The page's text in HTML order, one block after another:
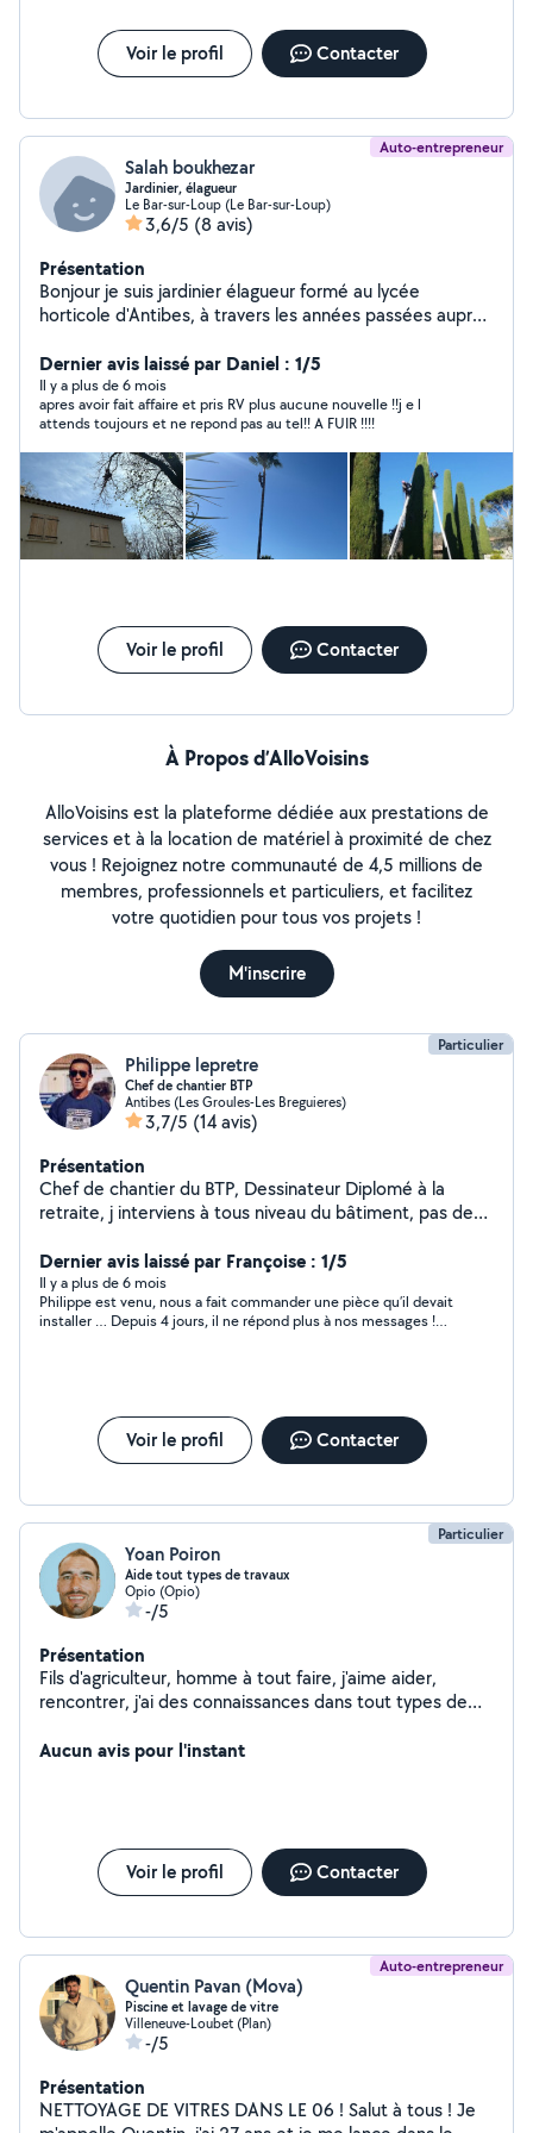
Voir le profil Contacter
Auto-entrepreneur
Salah boukhezar
Jardinier, élagueur
Le Bar-sur-Loup (Le Bar-sur-Loup)
3,6/5 (8 avis)
Présentation
Bonjour je suis jardinier élagueur formé au lycée
horticole d'Antibes, à travers les années passées auprès
acquérir une expérience solide essentiellement en
élagage ainsi que l'aménagement et l'entretien
d'espaces verts. J'ai rejoint allovoisins afin d'apporter
mon savoir-faire pour des personnes désireuses d'un
travail minutieux et sécurisé dans un cadre professionnel
et humain. Pour toute informations complémentaires
n'hésitez pas à me contacter à bientôt.
Dernier avis laissé par Daniel : 1/5
Il y a plus de 6 mois
apres avoir fait affaire et pris RV plus aucune nouvelle !!j e l
attends toujours et ne repond pas au tel!! A FUIR !!!!
Voir le profil Contacter
À Propos d’AlloVoisins
AlloVoisins est la plateforme dédiée aux prestations de
services et à la location de matériel à proximité de chez
vous ! Rejoignez notre communauté de 4,5 millions de
membres, professionnels et particuliers, et facilitez
votre quotidien pour tous vos projets !
M'inscrire
Particulier
Philippe lepretre
Chef de chantier BTP
Antibes (Les Groules-Les Breguieres)
3,7/5 (14 avis)
Présentation
Chef de chantier du BTP, Dessinateur Diplomé à la
retraite, j interviens à tous niveau du bâtiment, pas de
aussi de manière professionnelle tout ce qui est
hydraulique informatique, électricité...
Dernier avis laissé par Françoise : 1/5
Il y a plus de 6 mois
Philippe est venu, nous a fait commander une pièce qu’il devait
installer … Depuis 4 jours, il ne répond plus à nos messages !
Voir le profil Contacter
Particulier
Yoan Poiron
Aide tout types de travaux
Opio (Opio)
-/5
Présentation
Fils d'agriculteur, homme à tout faire, j'aime aider,
rencontrer, j'ai des connaissances dans tout types de
Aucun avis pour l'instant
Voir le profil Contacter
Auto-entrepreneur
Quentin Pavan (Mova)
Piscine et lavage de vitre
Villeneuve-Loubet (Plan)
-/5
Présentation
NETTOYAGE DE VITRES DANS LE 06 ! Salut à tous ! Je